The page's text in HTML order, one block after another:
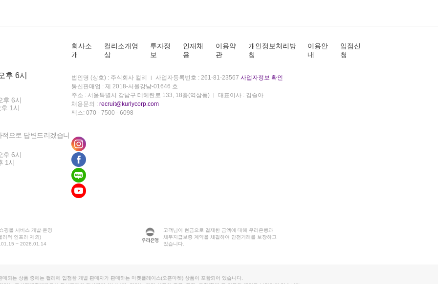
후 6시
후 6시
1시
으로 답변드리겠습니
후 6시
1시
회사소
개
컬리소개영
상
투자정
보
인재채
용
이용약
관
개인정보처리방
침
이용안
내
입점신
청
법인명 (상호) : 주식회사 컬리 사업자등록번호 : 261-81-23567 사업자정보 확인
통신판매업 : 제 2018-서울강남-01646 호
주소 : 서울특별시 강남구 테헤란로 133, 18층(역삼동)
대표이사 : 김슬아
채용문의 : recruit@kurlycorp.com
팩스: 070 - 7500 - 6098
핑몰 서비스 개발·운영
리적 인프라 제외)
~ 2028.01.14
고객님이 현금으로 결제한 금액에 대해 우리은행과
채무지급보증 계약을 체결하여 안전거래를 보장하고
있습니다.
매되는 상품 중에는 컬리에 입점한 개별 판매자가 판매하는 마켓플레이스(오픈마켓) 상품이 포함되어 있습니다.